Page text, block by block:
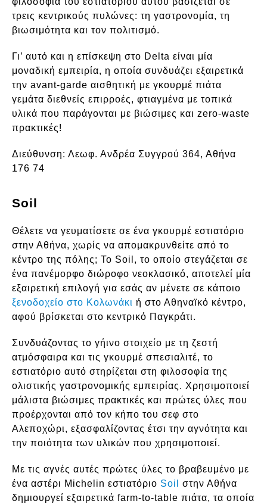
τρεις κεντρικούς πυλώνες: τη γαστρονομία, τη
βιωσιμότητα και τον πολιτισμό.
Γι’ αυτό και η επίσκεψη στο Delta είναι μία
μοναδική εμπειρία, η οποία συνδυάζει εξαιρετικά
την avant-garde αισθητική με γκουρμέ πιάτα
γεμάτα διεθνείς επιρροές, φτιαγμένα με τοπικά
υλικά που παράγονται με βιώσιμες και zero-waste
πρακτικές!
Διεύθυνση: Λεωφ. Ανδρέα Συγγρού 364, Αθήνα
176 74
Soil
Θέλετε να γευματίσετε σε ένα γκουρμέ εστιατόριο
στην Αθήνα, χωρίς να απομακρυνθείτε από το
κέντρο της πόλης; Το Soil, το οποίο στεγάζεται σε
ένα πανέμορφο διώροφο νεοκλασικό, αποτελεί μία
εξαιρετική επιλογή για εσάς αν μένετε σε κάποιο
ξενοδοχείο στο Κολωνάκι ή στο Αθηναϊκό κέντρο,
αφού βρίσκεται στο κεντρικό Παγκράτι.
Συνδυάζοντας το γήινο στοιχείο με τη ζεστή
ατμόσφαιρα και τις γκουρμέ σπεσιαλιτέ, το
εστιατόριο αυτό στηρίζεται στη φιλοσοφία της
ολιστικής γαστρονομικής εμπειρίας. Χρησιμοποιεί
μάλιστα βιώσιμες πρακτικές και πρώτες ύλες που
προέρχονται από τον κήπο του σεφ στο
Αλεποχώρι, εξασφαλίζοντας έτσι την αγνότητα και
την ποιότητα των υλικών που χρησιμοποιεί.
Με τις αγνές αυτές πρώτες ύλες το βραβευμένο με
ένα αστέρι Michelin εστιατόριο Soil
στην Αθήνα
δημιουργεί εξαιρετικά farm-to-table πιάτα, τα οποία